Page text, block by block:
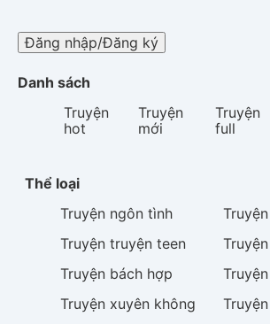
Đăng nhập/Đăng ký
Danh sách
Truyện
hot
Truyện
mới
Truyện
full
Thể loại
Truyện ngôn tình Truyện
Truyện truyện teen Truyện
Truyện bách hợp Truyện
Truyện xuyên không Truyện